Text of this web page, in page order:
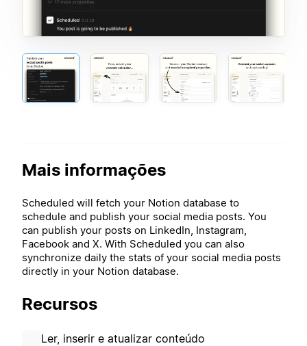
Mais informações
Scheduled will fetch your Notion database to
schedule and publish your social media posts. You
can publish your posts on LinkedIn, Instagram,
Facebook and X. With Scheduled you can also
synchronize daily the stats of your social media posts
directly in your Notion database.
Recursos
Ler, inserir e atualizar conteúdo